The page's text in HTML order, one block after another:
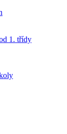
1. třídy